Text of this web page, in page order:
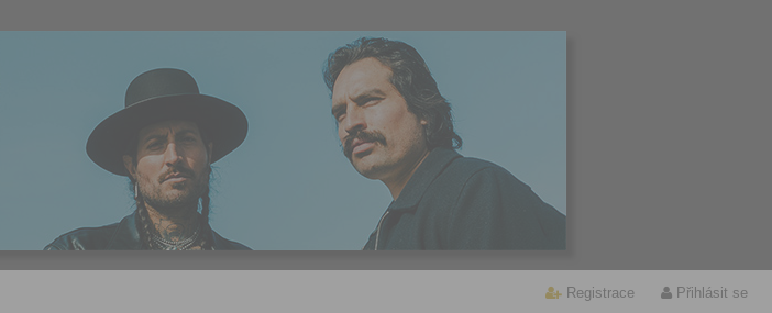
Registrace Přihlásit se